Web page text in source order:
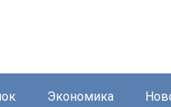
Экономика